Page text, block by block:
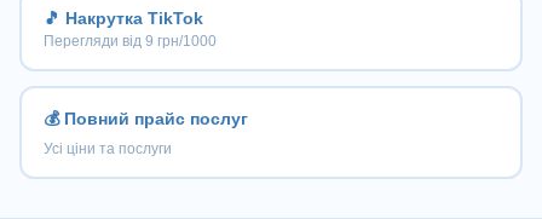
🎵 Накрутка TikTok
Перегляди від 9 грн/1000
💰 Повний прайс послуг
Усі ціни та послуги